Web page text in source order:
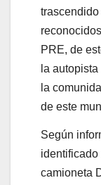
PRE, de
la
la
de este
Según
identificado
camioneta